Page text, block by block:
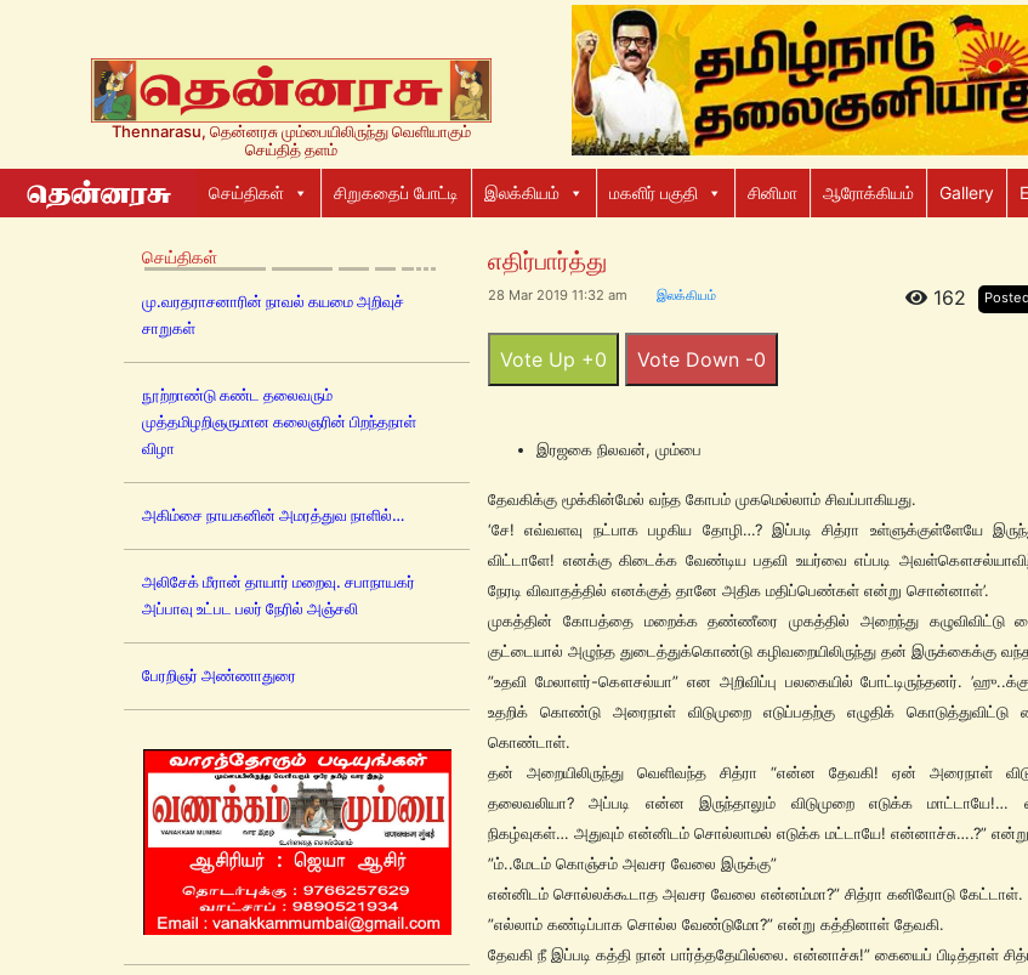
Thennarasu, தென்னரசு மும்பையிலிருந்து வெளியாகும்
செய்தித் தளம்
செய்திகள் சிறுகதைப் போட்டி இலக்கியம் மகளிர் பகுதி சினிமா ஆரோக்கியம் Gallery
செய்திகள்
மு.வரதராசனாரின் நாவல் கயமை அறிவுச்
சாறுகள்
நூற்றாண்டு கண்ட தலைவரும்
முத்தமிழறிஞருமான கலைஞரின் பிறந்தநாள்
விழா
அகிம்சை நாயகனின் அமரத்துவ நாளில்…
அலிசேக் மீரான் தாயார் மறைவு. சபாநாயகர்
அப்பாவு உட்பட பலர் நேரில் அஞ்சலி
பேரறிஞர் அண்ணாதுரை
எதிர்பார்த்து
28 Mar 2019 11:32 am இலக்கியம் 162
Vote Up +0 Vote Down -0
இரஜகை நிலவன், மும்பை
தேவகிக்கு மூக்கின்மேல் வந்த கோபம் முகமெல்லாம் சிவப்பாகியது.
‘சே! எவ்வளவு நட்பாக பழகிய தோழி…? இப்படி சித்ரா உள்ளுக்குள்ளேயே
விட்டாளே! எனக்கு கிடைக்க வேண்டிய பதவி உயர்வை எப்படி
நேரடி விவாதத்தில் எனக்குத் தானே அதிக மதிப்பெண்கள் என்று சொன்னாள்’.
முகத்தின் கோபத்தை மறைக்க தண்ணீரை முகத்தில் அறைந்து கழுவிவிட்டு
குட்டையால் அழுந்த துடைத்துக்கொண்டு கழிவறையிலிருந்து தன் இருக்கைக்கு
”உதவி மேலாளர்-கௌசல்யா” என அறிவிப்பு பலகையில் போட்டிருந்தனர்.
உதறிக் கொண்டு அரைநாள் விடுமுறை எடுப்பதற்கு எழுதிக்
கொண்டாள்.
தன் அறையிலிருந்து வெளிவந்த சித்ரா “என்ன தேவகி! ஏன் அரைநாள்
தலைவலியா? அப்படி என்ன இருந்தாலும் விடுமுறை எடுக்க மாட்டாயே!…
நிகழ்வுகள்… அதுவும் என்னிடம் சொல்லாமல் எடுக்க மட்டாயே! என்னாச்சு….?”
”ம்..மேடம் கொஞ்சம் அவசர வேலை இருக்கு”
என்னிடம் சொல்லக்கூடாத அவசர வேலை என்னம்மா?” சித்ரா கனிவோடு கேட்டாள்.
”எல்லாம் கண்டிப்பாக சொல்ல வேண்டுமோ?” என்று கத்தினாள் தேவகி.
தேவகி நீ இப்படி கத்தி நான் பார்த்ததேயில்லை. என்னாச்சு!” கையைப் பிடித்தாள்